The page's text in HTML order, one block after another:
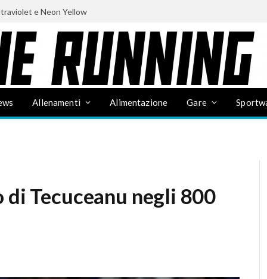
e Neon Yellow
Allenamenti Alimentazione Gare
Tecuceanu negli 800